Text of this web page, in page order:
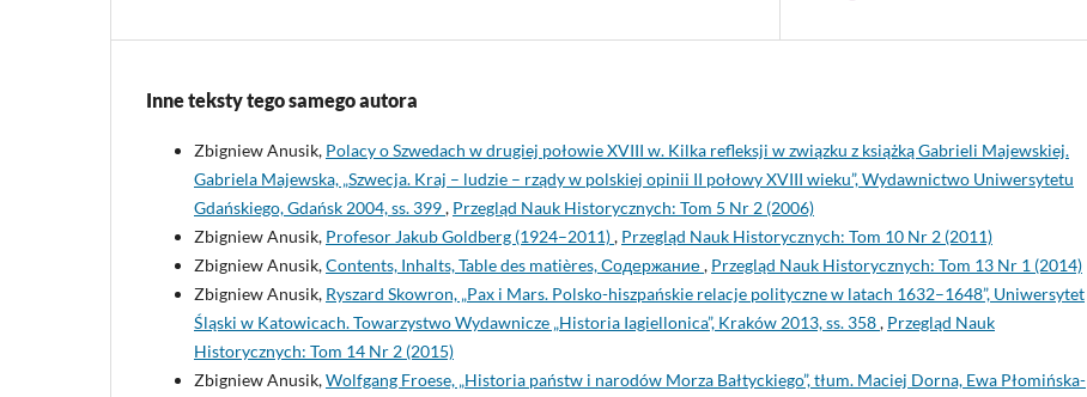
Inne teksty tego samego autora
Zbigniew Anusik, Polacy o Szwedach w drugiej połowie XVIII w. Kilka refleksji w związku z książką Gabrieli Majewskiej.
Gabriela Majewska, „Szwecja. Kraj – ludzie – rządy w polskiej opinii II połowy XVIII wieku”, Wydawnictwo Uniwersytetu
Gdańskiego, Gdańsk 2004, ss. 399, Przegląd Nauk Historycznych: Tom 5 Nr 2 (2006)
Zbigniew Anusik, Profesor Jakub Goldberg (1924–2011), Przegląd Nauk Historycznych: Tom 10 Nr 2 (2011)
Zbigniew Anusik,Contents, Inhalts, Table des matières, Содержание, Przegląd Nauk Historycznych: Tom 13 Nr 1 (2014)
Zbigniew Anusik, Ryszard Skowron, „Pax i Mars. Polsko-hiszpańskie relacje polityczne w latach 1632–1648”, Uniwersytet
Śląski w Katowicach. Towarzystwo Wydawnicze „Historia Iagiellonica”, Kraków 2013, ss. 358, Przegląd Nauk
Historycznych: Tom 14 Nr 2 (2015)
Zbigniew Anusik,Wolfgang Froese, „Historia państw i narodów Morza Bałtyckiego”, tłum. Maciej Dorna, Ewa Płomińska-